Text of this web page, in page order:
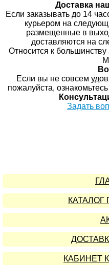
Доставка
Если заказывать до 14
курьером на
размещенные в
доставляются на
Относится к
Если вы не совсем
пожалуйста,
Задать
КАТАЛОГ
КАБИНЕТ